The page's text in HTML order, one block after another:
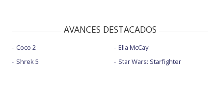
AVANCES DESTACADOS
Coco 2
Shrek 5
Ella McCay
Star Wars: Starfighter